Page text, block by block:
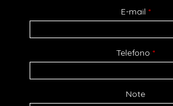
E-mail *
Telefono *
Note